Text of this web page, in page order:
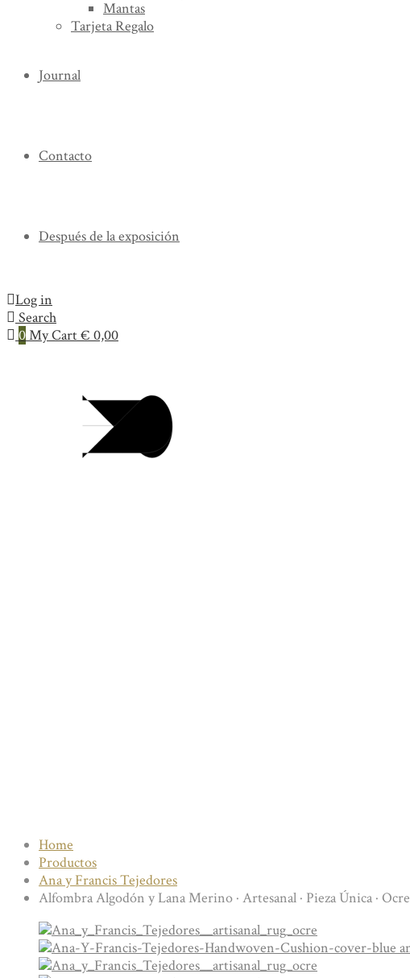
Mantas
Tarjeta Regalo
Journal
Contacto
Después de la exposición
Log in
Search
0My Cart€ 0,00
Home
Productos
Ana y Francis Tejedores
Alfombra Algodón y Lana Merino · Artesanal · Pieza Única · Ocre